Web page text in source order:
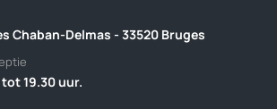
Chaban-Delmas - 33520 Bruges
19.30 uur.